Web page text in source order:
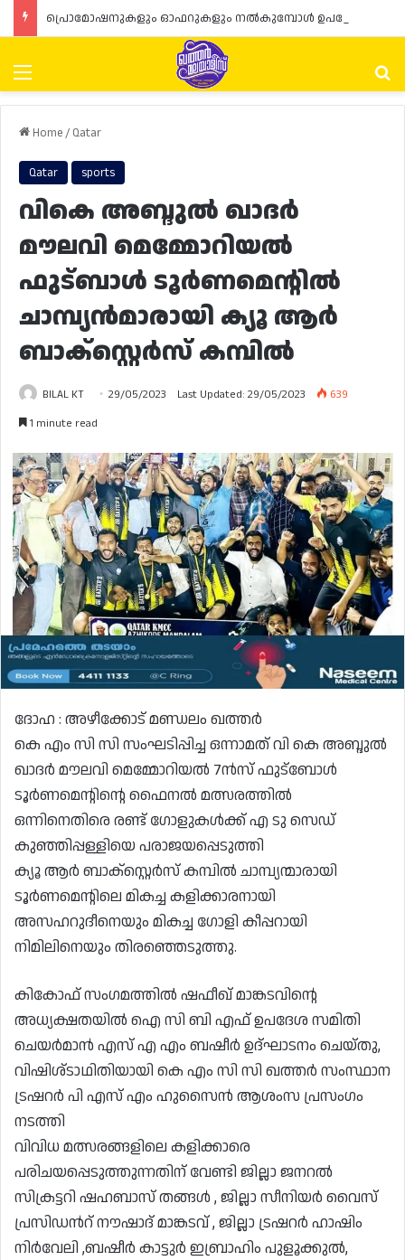
Menu
Home/ Qatar
Qatar sports
വികെ അബ്ദുൽ ഖാദർ
മൗലവി മെമ്മോറിയൽ
ഫുട്ബാൾ ടൂർണമെന്റിൽ
ചാമ്പ്യൻമാരായി ക്യൂ ആർ
ബാക്സ്റ്റെർസ് കമ്പിൽ
BILAL KT 29/05/2023 Last Updated: 29/05/2023
639
1 minute read
ദോഹ : അഴീക്കോട് മണ്ഡലം ഖത്തർ
കെ എം സി സി സംഘടിപ്പിച്ച ഒന്നാമത് വി കെ അബ്ദുൽ
ഖാദർ മൗലവി മെമ്മോറിയൽ 7ൻസ് ഫുട്ബോൾ
ടൂർണമെന്റിന്റെ ഫൈനൽ മത്സരത്തിൽ
ഒന്നിനെതിരെ രണ്ട് ഗോളുകൾക്ക് എ ടു സെഡ്
കുഞ്ഞിപ്പള്ളിയെ പരാജയപ്പെടുത്തി
ക്യൂ ആർ ബാക്സ്റ്റെർസ് കമ്പിൽ ചാമ്പ്യന്മാരായി
ടൂർണമെന്റിലെ മികച്ച കളിക്കാരനായി
അസഹറുദീനെയും മികച്ച ഗോളി കീപ്പറായി
നിമിലിനെയും തിരഞ്ഞെടുത്തു.
കികോഫ് സംഗമത്തിൽ ഷഫീഖ് മാങ്കടവിന്റെ
അധ്യക്ഷതയിൽ ഐ സി ബി എഫ് ഉപദേശ സമിതി
ചെയർമാൻ എസ്‌ എ എം ബഷീർ ഉദ്‌ഘാടനം ചെയ്തു,
വിഷിശ്ടാഥിതിയായി കെ എം സി സി ഖത്തർ സംസ്ഥാന
ട്രഷറർ പി എസ് എം ഹുസൈൻ ആശംസ പ്രസംഗം
നടത്തി
വിവിധ മത്സരങ്ങളിലെ കളിക്കാരെ
പരിചയപ്പെടുത്തുന്നതിന് വേണ്ടി ജില്ലാ ജനറൽ
സിക്രട്ടറി ഷഹബാസ് തങ്ങൾ , ജില്ലാ സീനിയർ വൈസ്
പ്രസിഡൻറ് നൗഷാദ് മാങ്കടവ് , ജില്ലാ ട്രഷറർ ഹാഷിം
നിർവേലി ,ബഷീർ കാട്ടുർ ഇബ്രാഹിം പുളൂക്കുൽ,